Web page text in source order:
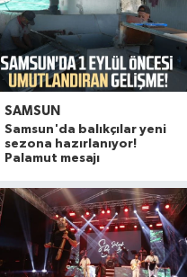
SAMSUN
Samsun'da balıkçılar yeni
sezona hazırlanıyor!
Palamut mesajı